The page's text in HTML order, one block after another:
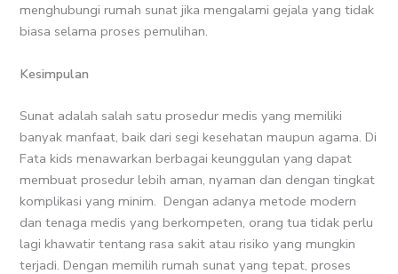
menghubungi rumah sunat jika mengalami gejala yang tidak
biasa selama proses pemulihan.
Kesimpulan
Sunat adalah salah satu prosedur medis yang memiliki
banyak manfaat, baik dari segi kesehatan maupun agama. Di
Fata kids menawarkan berbagai keunggulan yang dapat
membuat prosedur lebih aman, nyaman dan dengan tingkat
komplikasi yang minim. Dengan adanya metode modern
dan tenaga medis yang berkompeten, orang tua tidak perlu
lagi khawatir tentang rasa sakit atau risiko yang mungkin
terjadi. Dengan memilih rumah sunat yang tepat, proses